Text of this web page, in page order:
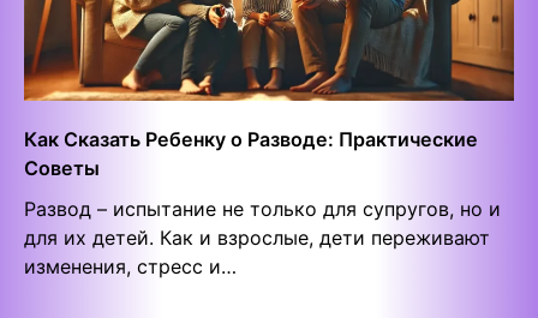
Как Сказать Ребенку о Разводе: Практические
Советы
Развод – испытание не только для супругов, но и
для их детей. Как и взрослые, дети переживают
изменения, стресс и…